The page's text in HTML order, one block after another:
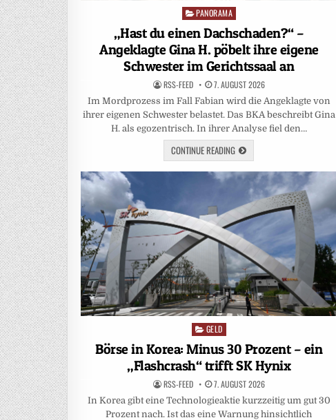
Posted
PANORAMA
„Hast du einen Dachschaden?“ –
Angeklagte Gina H. pöbelt ihre eigene
Schwester im Gerichtssaal an
RSS-FEED 7. AUGUST 2026
Im Mordprozess im Fall Fabian wird die Angeklagte von
ihrer eigenen Schwester belastet. Das BKA beschreibt Gina
H. als egozentrisch. In ihrer Analyse fiel den…
CONTINUE READING
Posted
in
GELD
Börse in Korea: Minus 30 Prozent – ein
„Flashcrash“ trifft SK Hynix
RSS-FEED 7. AUGUST 2026
In Korea gibt eine Technologieaktie kurzzeitig um gut 30
Prozent nach. Ist das eine Warnung hinsichtlich